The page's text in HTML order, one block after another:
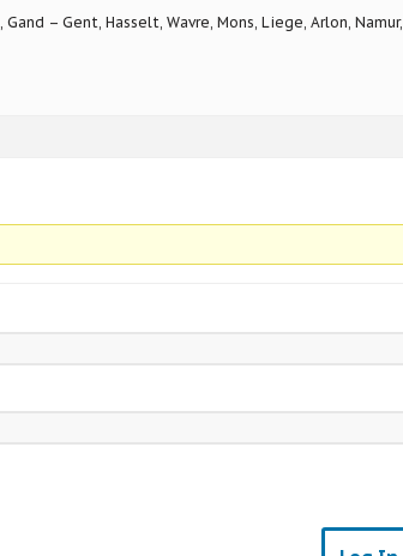
– Gent, Hasselt, Wavre, Mons, Liege, Arlon, Namur,